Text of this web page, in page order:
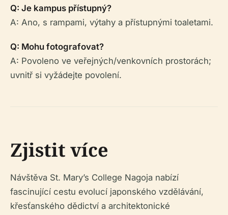
Q: Je kampus přístupný?
A: Ano, s rampami, výtahy a přístupnými toaletami.
Q: Mohu fotografovat?
A: Povoleno ve veřejných/venkovních prostorách;
uvnitř si vyžádejte povolení.
Zjistit více
Návštěva St. Mary’s College Nagoja nabízí
fascinující cestu evolucí japonského vzdělávání,
křesťanského dědictví a architektonické